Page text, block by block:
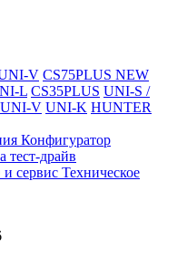
V CS75PLUS NEW
L CS35PLUS UNI-S /
UNI-V UNI-K HUNTER
Конфигуратор
тест-драйв
сервис Техническое